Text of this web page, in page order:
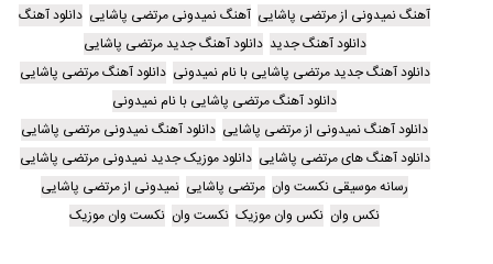
آهنگ نمیدونی از مرتضی پاشایی آهنگ نمیدونی مرتضی پاشایی دانلود آهنگ
دانلود آهنگ جدید دانلود آهنگ جدید مرتضی پاشایی
دانلود آهنگ جدید مرتضی پاشایی با نام نمیدونی دانلود آهنگ مرتضی پاشایی
دانلود آهنگ مرتضی پاشایی با نام نمیدونی
دانلود آهنگ نمیدونی از مرتضی پاشایی دانلود آهنگ نمیدونی مرتضی پاشایی
دانلود آهنگ های مرتضی پاشایی دانلود موزیک جدید نمیدونی مرتضی پاشایی
رسانه موسیقی نکست وان مرتضی پاشایی نمیدونی از مرتضی پاشایی
نکس وان نکس وان موزیک نکست وان نکست وان موزیک